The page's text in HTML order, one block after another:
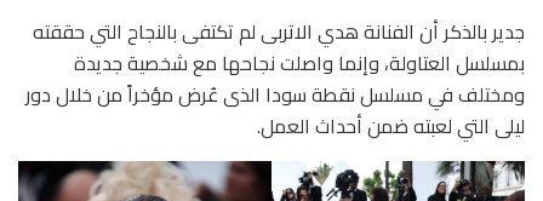
جدير بالذكر أن الفنانة هدي الاتربى لم تكتفى بالنجاح التي حققته
بمسلسل العتاولة، وإنما واصلت نجاحها مع شخصية جديدة
ومختلف في مسلسل نقطة سودا الذى عُرض مؤخراً من خلال دور
ليلى التي لعبته ضمن أحداث العمل.